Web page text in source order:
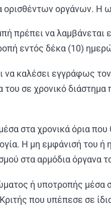
ορισθέντων οργάνων.
πρέπει να
εντός δέκα (10)
να καλέσει εγγράφως
σε χρονικό
στα χρονικά όρια
Η μη εμφάνισή του
στα αρμόδια όργανα
ή υποτροπής μέσα
που υπέπεσε σε